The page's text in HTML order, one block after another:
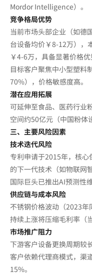
Mordor Intelligence）。
竞争格局优势
当前市场头部企业（如德
台设备均价￥8-12万），
￥4-6万，具备显著价格优
目标客户聚焦中小型塑料
70%），价格敏感度高。
潜在应用拓展
可延伸至食品、医药行业
空间约50亿元（中国粉体
三、主要风险因素
技术迭代风险
专利申请于2015年，核
的下一代技术（如物联网
国际巨头已推出AI预测性
供应链与成本风险
不锈钢价格波动（2023
持续上涨将压缩毛利率（
市场推广阻力
下游客户设备更换周期较
客户依赖代理商模式，渠
15%。